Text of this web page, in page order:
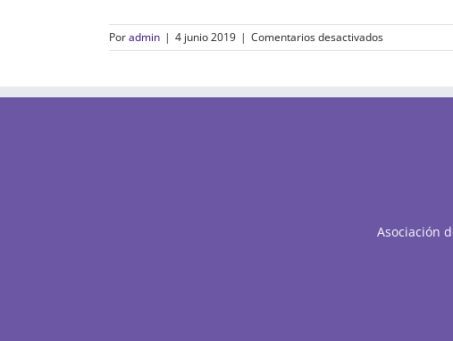
Poradmin | 4 junio 2019 | Comentarios desactivadosen
Fundación
Asociación